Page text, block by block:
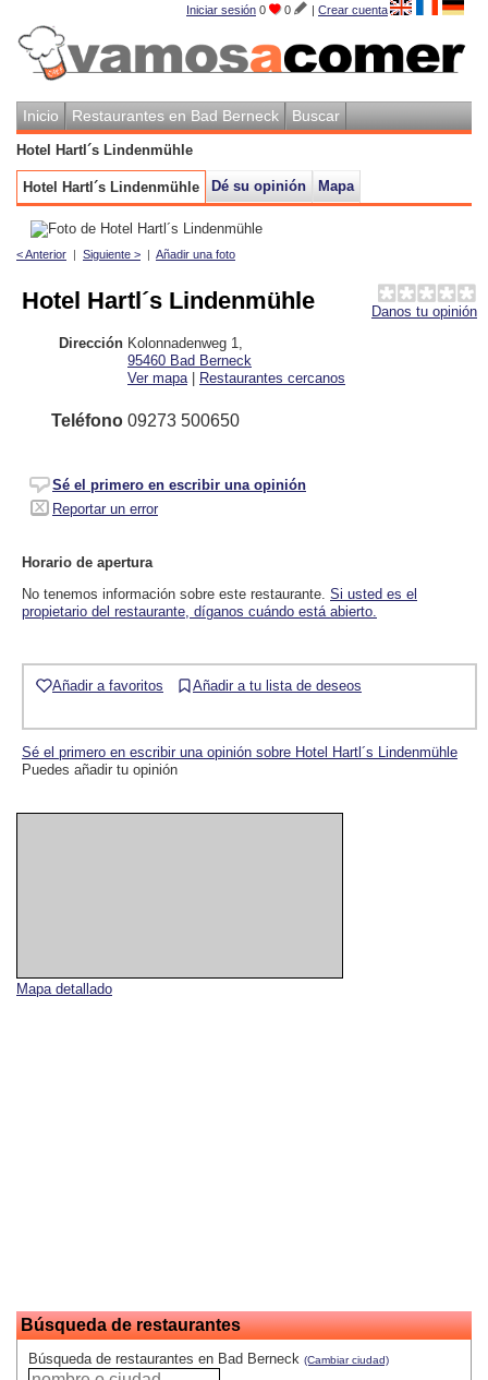
Iniciar sesión 0 0 | Crear cuenta
Inicio Restaurantes en Bad Berneck Buscar
Hotel Hartl´s Lindenmühle
Hotel Hartl´s Lindenmühle Dé su opinión Mapa
< Anterior | Siguiente > | Añadir una foto
Mapa detallado
Búsqueda de restaurantes
Búsqueda de restaurantes en Bad Berneck (Cambiar ciudad)
Danos tu opinión
Hotel Hartl´s Lindenmühle
Dirección Kolonnadenweg 1
95460 Bad Berneck
Ver mapa | Restaurantes cercanos
Teléfono 09273 500650
Sé el primero en escribir una opinión
Reportar un error
Horario de apertura
No tenemos información sobre este restaurante. Si usted es el
propietario del restaurante, díganos cuándo está abierto.
Añadir a favoritos Añadir a tu lista de deseos
Sé el primero en escribir una opinión sobre Hotel Hartl´s Lindenmühle
Puedes añadir tu opinión